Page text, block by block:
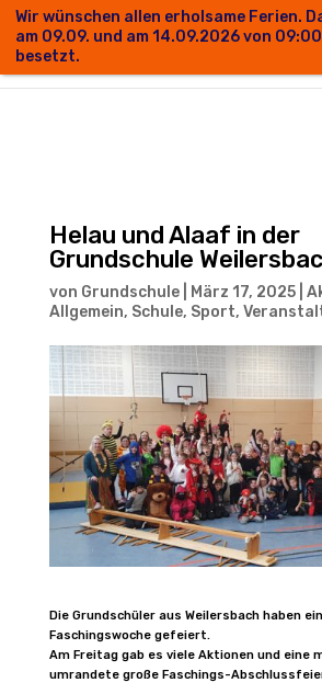
Helau und Alaaf in der
Grundschule
von Grundschule| März 17, 2025|
Allgemein, Schule, Sport,
Die Grundschüler aus Weilersbach haben
Faschingswoche gefeiert.
Am Freitag gab es viele Aktionen und eine
umrandete große Faschings-
Wir wünschen allen erholsame Ferien.
am 09.09. und am 14.09.2026 von
besetzt.